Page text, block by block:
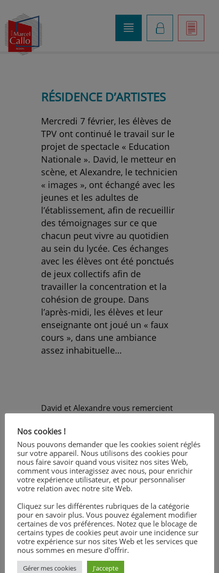
]
K
o
RÉSIDENCE D’ARTISTES
Mercredi 7 février, les élèves de
TPV ont continué le travail sur le
projet de spectacle « Education
Nationale ». David, le metteur en
scène, et Alexandre, le technicien
« images », ont échangé avec les
jeunes et les adultes de
l’établissement, afin de recueillir
des témoignages sur ce que
chacun peut vivre au quotidien
au sein du lycée. Ces échanges
avec les élèves ont été ponctués
de jeux collectifs afin de
travailler la concentration et la
cohésion de groupe. Dans
l’après-midi, les élèves et leur
enseignante ont joué un « faux
cours », dans une ambiance
assez inhabituelle…
David et Alexandre vous remercient
précieuse collaboration, ils ont aussi
apprécié les échanges avec les
adultes. MERCI A VOUS !
Prochain atelier : le mardi 19 mars
de 9h00 à 16h15.
RAPPEL : vous êtes tous invités à
vivre une expérience théâtrale lors
du week-end du 13 et 14 avril au
Canal à Redon, et, bien sûr, à venir
voir le spectacle final le mardi 16
avril à 20h30 au Canal de REDON.
Vous pouvez y inscrire vos classes !
Nos cookies !
Nous pouvons demander que les cookies soient réglés
sur votre appareil. Nous utilisons des cookies pour
nous faire savoir quand vous visitez nos sites Web,
comment vous interagissez avec nous, pour enrichir
votre expérience utilisateur, et pour personnaliser
votre relation avec notre site Web.
Cliquez sur les différentes rubriques de la catégorie
pour en savoir plus. Vous pouvez également modifier
certaines de vos préférences. Notez que le blocage de
certains types de cookies peut avoir une incidence sur
votre expérience sur nos sites Web et les services que
nous sommes en mesure d'offrir.
Gérer mes cookies J'accepte